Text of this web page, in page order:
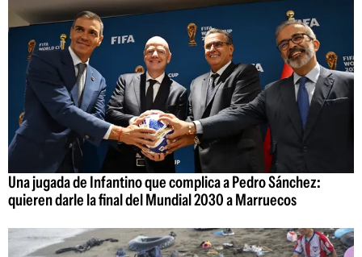
Una jugada de Infantino que complica a Pedro Sánchez:
quieren darle la final del Mundial 2030 a Marruecos